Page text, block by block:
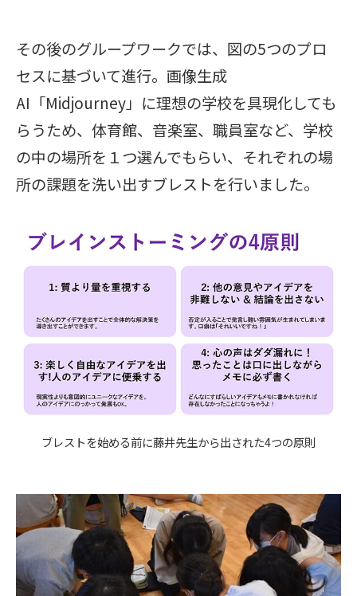
その後のグループワークでは、図の5つのプロ
セスに基づいて進行。画像生成
AI「Midjourney」に理想の学校を具現化しても
らうため、体育館、音楽室、職員室など、学校
の中の場所を１つ選んでもらい、それぞれの場
所の課題を洗い出すブレストを行いました。
ブレストを始める前に藤井先生から出された4つの原則